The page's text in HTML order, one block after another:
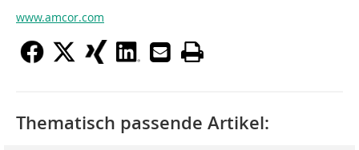
www.amcor.com
Thematisch passende Artikel: